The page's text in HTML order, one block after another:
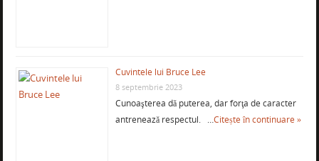
Cuvintele lui Bruce Lee
8 septembrie 2023
Cunoaşterea dă puterea, dar forţa de caracter
antrenează respectul. …Citește în continuare »